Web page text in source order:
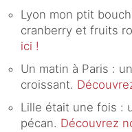
Lyon mon ptit
cranberry et fruits
ici !
Un matin à Paris :
croissant.
Lille était une fois :
pécan. Découvrez